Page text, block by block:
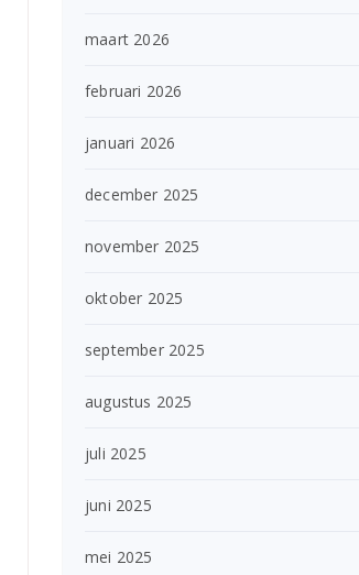
maart 2026
februari 2026
januari 2026
december 2025
november 2025
oktober 2025
september 2025
augustus 2025
juli 2025
juni 2025
mei 2025